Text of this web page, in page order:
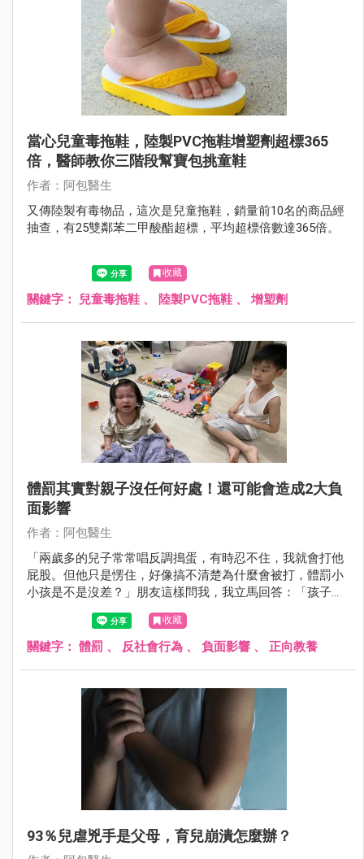
當心兒童毒拖鞋，陸製PVC拖鞋增塑劑超標365
倍，醫師教你三階段幫寶包挑童鞋
作者：阿包醫生
又傳陸製有毒物品，這次是兒童拖鞋，銷量前10名的商品經
抽查，有25雙鄰苯二甲酸酯超標，平均超標倍數達365倍。
收藏
關鍵字： 兒童毒拖鞋 、 陸製PVC拖鞋 、 增塑劑
體罰其實對親子沒任何好處！還可能會造成2大負
面影響
作者：阿包醫生
「兩歲多的兒子常常唱反調搗蛋，有時忍不住，我就會打他
屁股。但他只是愣住，好像搞不清楚為什麼會被打，體罰小
小孩是不是沒差？」朋友這樣問我，我立馬回答：「孩子都
知道喔！千萬不要小看孩子的能力和記憶。」這次要來跟大
家聊聊體罰對孩子的影響。收藏
關鍵字： 體罰 、 反社會行為 、 負面影響 、 正向教養
93％兒虐兇手是父母，育兒崩潰怎麼辦？